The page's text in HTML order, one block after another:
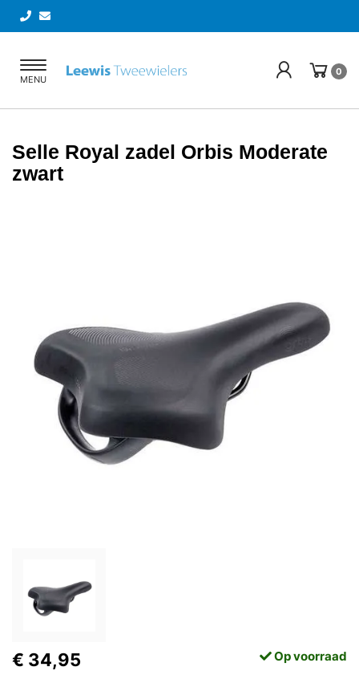
Toggle
navigation
MENU
0
Selle Royal zadel Orbis Moderate
zwart
€ 34,95 Op voorraad